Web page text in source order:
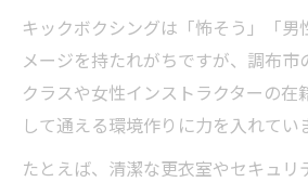
キックボクシングは「怖そう」「男
メージを持たれがちですが、調布市
クラスや女性インストラクターの在
して通える環境作りに力を入れてい
たとえば、清潔な更衣室やセキュリ